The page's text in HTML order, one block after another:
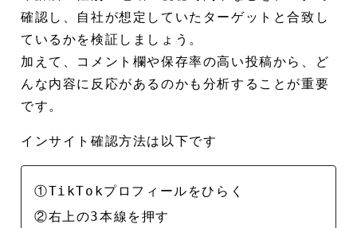
確認し、自社が想定していたターゲットと合致し
ているかを検証しましょう。
加えて、コメント欄や保存率の高い投稿から、ど
んな内容に反応があるのかも分析することが重要
です。
インサイト確認方法は以下です
①TikTokプロフィールをひらく
②右上の3本線を押す